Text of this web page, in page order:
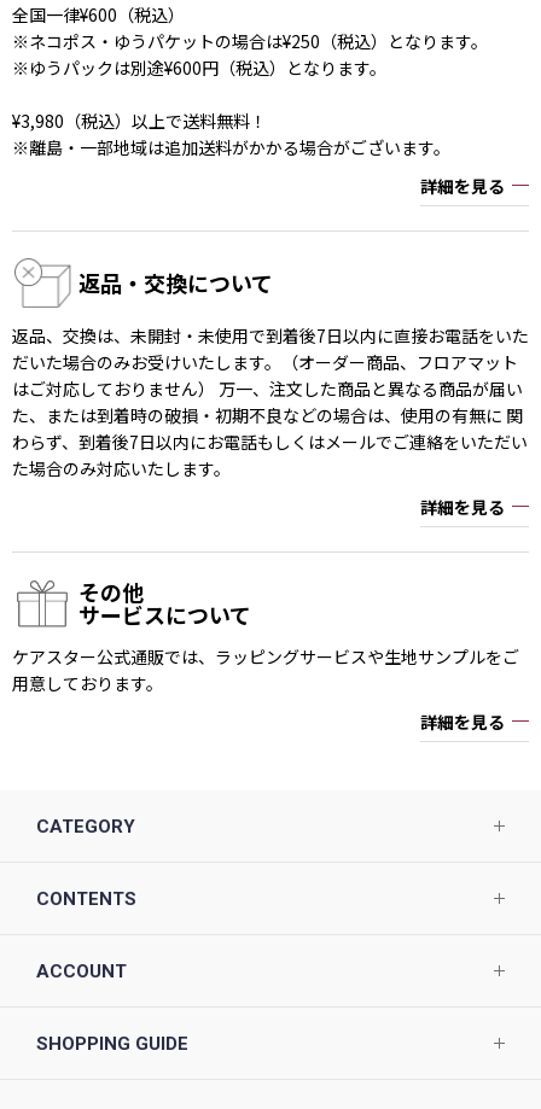
全国一律¥600（税込）
※ネコポス・ゆうパケットの場合は¥250（税込）となります。
※ゆうパックは別途¥600円（税込）となります。
¥3,980（税込）以上で送料無料！
※離島・一部地域は追加送料がかかる場合がございます。
詳細を見る
返品・交換について
返品、交換は、未開封・未使用で到着後7日以内に直接お電話をいた
だいた場合のみお受けいたします。（オーダー商品、フロアマット
はご対応しておりません） 万一、注文した商品と異なる商品が届い
た、または到着時の破損・初期不良などの場合は、使用の有無に 関
わらず、到着後7日以内にお電話もしくはメールでご連絡をいただい
た場合のみ対応いたします。
詳細を見る
その他
サービスについて
ケアスター公式通販では、ラッピングサービスや生地サンプルをご
用意しております。
詳細を見る
CATEGORY
CONTENTS
ACCOUNT
SHOPPING GUIDE